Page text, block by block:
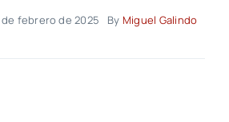
febrero de 2025 By Miguel Galindo